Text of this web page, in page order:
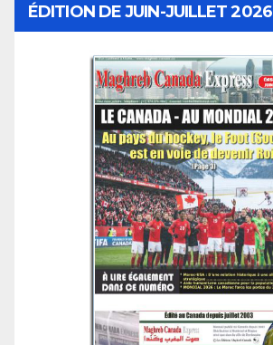
ÉDITION DE JUIN-JUILLET 2026